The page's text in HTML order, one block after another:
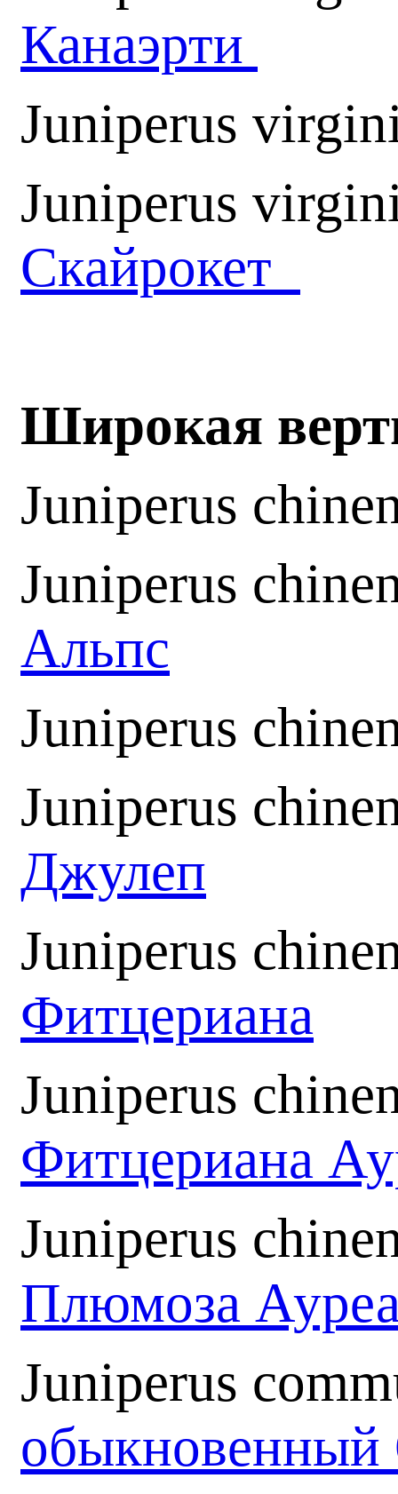
Канаэрти
Juniperus
Juniperus
Скайрокет
Широкая
Juniperus
Juniperus
Альпс
Juniperus
Juniperus
Джулеп
Juniperus
Фитцериана
Juniperus
Фитцериана
Juniperus
Плюмоза
Juniperus